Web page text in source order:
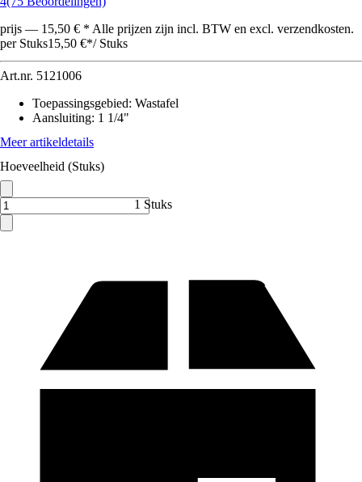
prijs — 15,50 € * Alle prijzen zijn incl. BTW en excl. verzendkosten.
per Stuks15,50 €*/ Stuks
Art.nr. 5121006
Toepassingsgebied: Wastafel
Aansluiting: 1 1/4"
Meer artikeldetails
Hoeveelheid (Stuks)
1 Stuks